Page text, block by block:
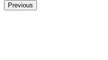
Previous